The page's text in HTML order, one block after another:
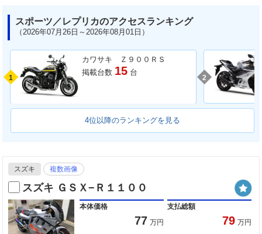
スポーツ／レプリカのアクセスランキング
（2026年07月26日～2026年08月01日）
1
カワサキ Ｚ９００ＲＳ
掲載台数 15 台
2
4位以降のランキングを見る
スズキ 複数画像
スズキ ＧＳＸ−Ｒ１１００
本体価格
77 万円
支払総額
79 万円